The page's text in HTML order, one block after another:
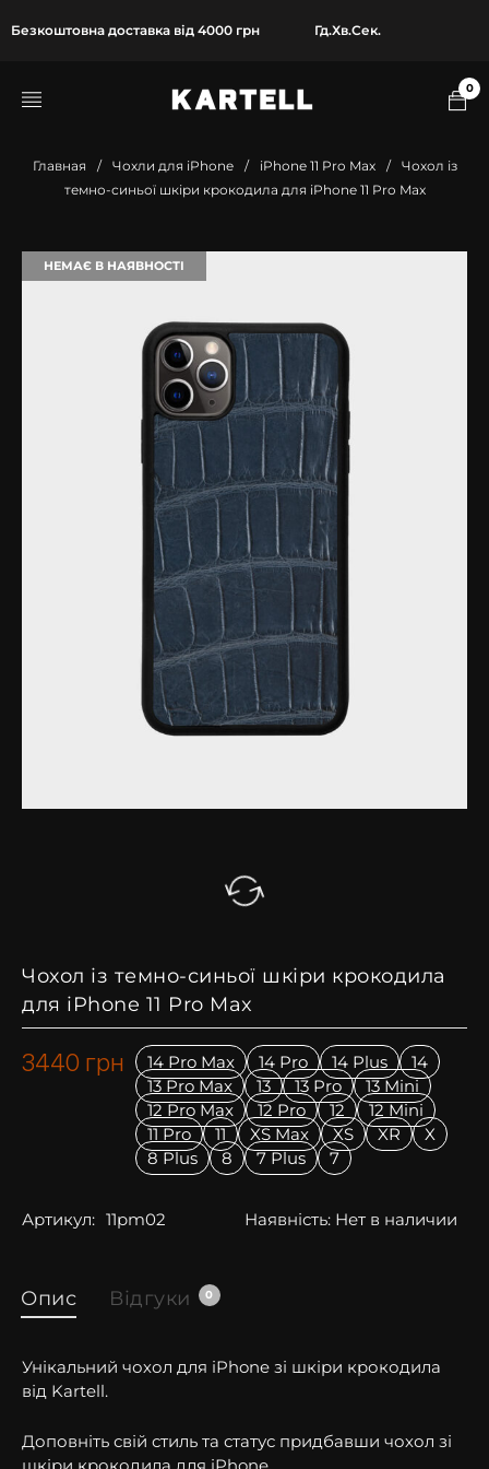
Безкоштовна доставка від 4000 грн Гд.Хв.Сек.
0
Главная / Чохли для iPhone / iPhone 11 Pro Max /
Чохол із
темно-синьої шкіри крокодила для iPhone 11 Pro Max
НЕМАЄ В НАЯВНОСТІ
Чохол із темно-синьої шкіри крокодила
для iPhone 11 Pro Max
3440 грн 14 Pro Max 14 Pro 14 Plus
14
13 Pro Max
13 13 Pro
13 Mini
12 Pro Max
12 Pro 12
12 Mini
11 Pro
11 XS Max XS XR
X
8 Plus
8 7 Plus 7
Артикул: 11pm02 Наявність: Нет в наличии
Опис Відгуки 0
Унікальний чохол для iPhone зі шкіри крокодила
від Kartell.
Доповніть свій стиль та статус придбавши чохол зі